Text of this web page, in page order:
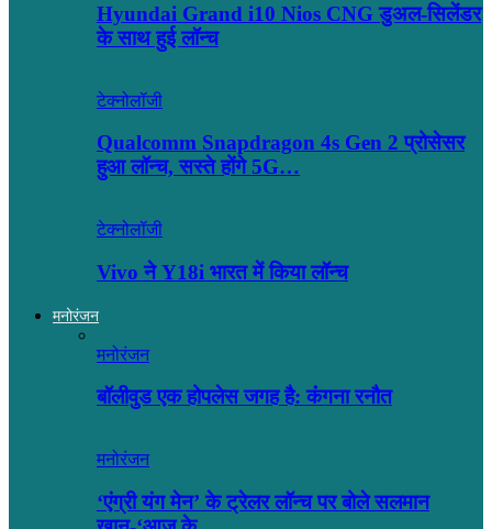
Hyundai Grand i10 Nios CNG डुअल-सिलेंडर
के साथ हुई लॉन्च
टेक्नोलॉजी
Qualcomm Snapdragon 4s Gen 2 प्रोसेसर
हुआ लॉन्च, सस्ते होंगे 5G…
टेक्नोलॉजी
Vivo ने Y18i भारत में किया लॉन्च
मनोरंजन
मनोरंजन
बॉलीवुड एक होपलेस जगह है: कंंगना रनौत
मनोरंजन
‘एंग्री यंग मेन’ के ट्रेलर लॉन्च पर बोले सलमान